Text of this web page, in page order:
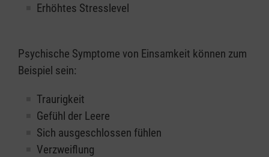
Erhöhtes Stresslevel
Psychische Symptome von Einsamkeit können zum
Beispiel sein:
Traurigkeit
Gefühl der Leere
Sich ausgeschlossen fühlen
Verzweiflung